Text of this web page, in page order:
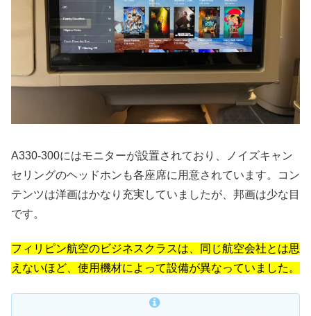
A330-300にはモニターが設置されており、ノイズキャン
セリングのヘッドホンも各座席に用意されています。コン
テンツは洋画はかなり充実していましたが、邦画は少な目
です。
フィリピン航空のビジネスクラスは、同じ航空会社とは思
えないほど、使用機材によって設備が異なっていました。